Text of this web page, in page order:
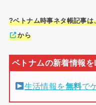
?ベトナム時事ネタ帳記事
から
生活情報を無料で